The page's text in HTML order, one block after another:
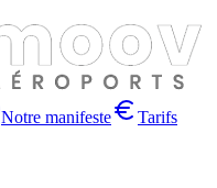
Notre manifeste
Tarifs